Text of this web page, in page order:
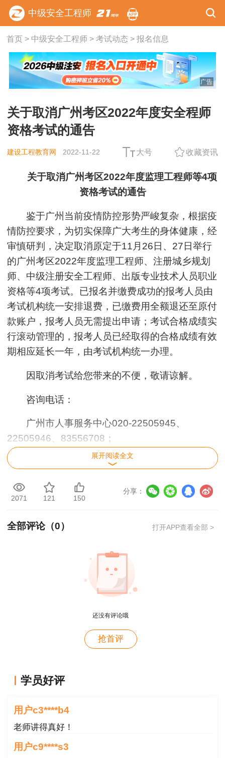
中级安全工程师
首页> 中级安全工程师> 考试动态 > 报名信息
广告
关于取消广州考区2022年度安全程师
资格考试的通告​
建设工程教育网 2022-11-22 大号 收藏资讯
关于取消广州考区2022年度监理工程师等4项
资格考试的通告
鉴于广州当前疫情防控形势严峻复杂，根据疫
情防控要求，为切实保障广大考生的身体健康，经
审慎研判，决定取消原定于11月26日、27日举行
的广州考区2022年度监理工程师、注册城乡规划
师、中级注册安全工程师、出版专业技术人员职业
资格等4项考试。已报名并缴费成功的报考人员由
考试机构统一安排退费，已缴费用全额退还至原付
款账户，报考人员无需提出申请；考试合格成绩实
行滚动管理的，报考人员已经取得的合格成绩有效
期相应延长一年，由考试机构统一办理。
因取消考试给您带来的不便，敬请谅解。
咨询电话：
广州市人事服务中心020-22505945、
22505946、83556708；
广州市政府服务热线020-12345。
广州市人力资源和社会保障局
展开阅读全文
2071 121 150
分享：
全部评论（0） 打开APP查看全部 >
还没有评论哦
抢首评
学员好评
用户c3****b4
用户c3****b4
老师讲得真好！
用户c9****s3